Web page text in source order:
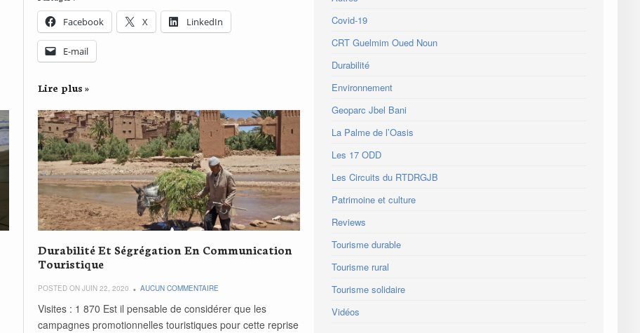
Facebook X LinkedIn
E-mail
Lire plus »
Durabilité Et Ségrégation En Communication
Touristique
POSTED ON JUIN 22, 2020 AUCUN COMMENTAIRE
Visites : 1 870 Est il pensable de considérer que les
campagnes promotionnelles touristiques pour cette reprise
Covid-19
CRT Guelmim Oued Noun
Durabilité
Environnement
Geoparc Jbel Bani
La Palme de l’Oasis
Les 17 ODD
Les Circuits du RTDRGJB
Patrimoine et culture
Reviews
Tourisme durable
Tourisme rural
Tourisme solidaire
Vidéos